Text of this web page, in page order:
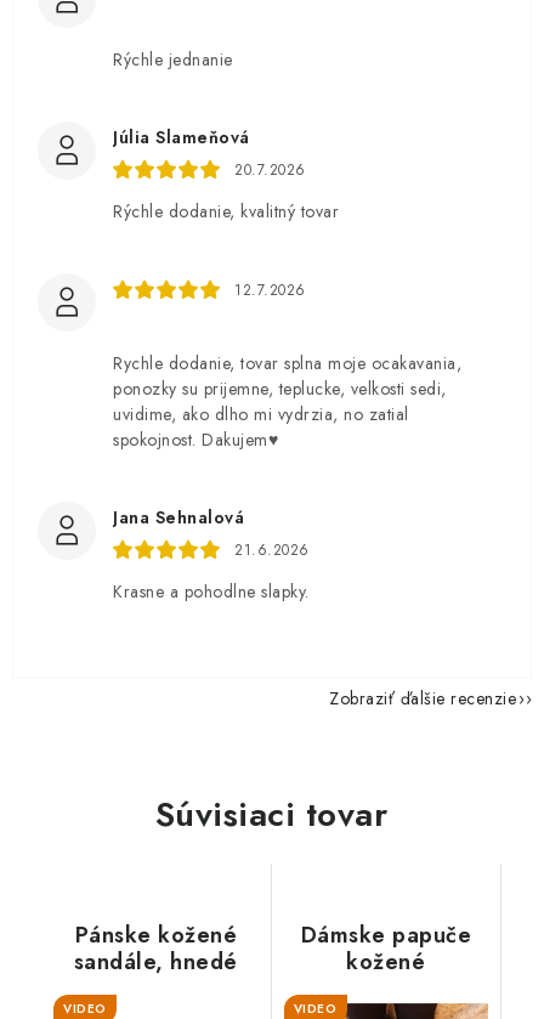
Rýchle jednanie
Júlia Slameňová
20.7.2026
Rýchle dodanie, kvalitný tovar
12.7.2026
Rychle dodanie, tovar splna moje ocakavania,
ponozky su prijemne, teplucke, velkosti sedi,
uvidime, ako dlho mi vydrzia, no zatial
spokojnost. Dakujem♥️
Jana Sehnalová
21.6.2026
Krasne a pohodlne slapky.
Zobraziť ďalšie recenzie
Súvisiaci tovar
Pánske kožené
sandále, hnedé
VIDEO
Dámske papuče
kožené
"Exclusive", sivé
VIDEO